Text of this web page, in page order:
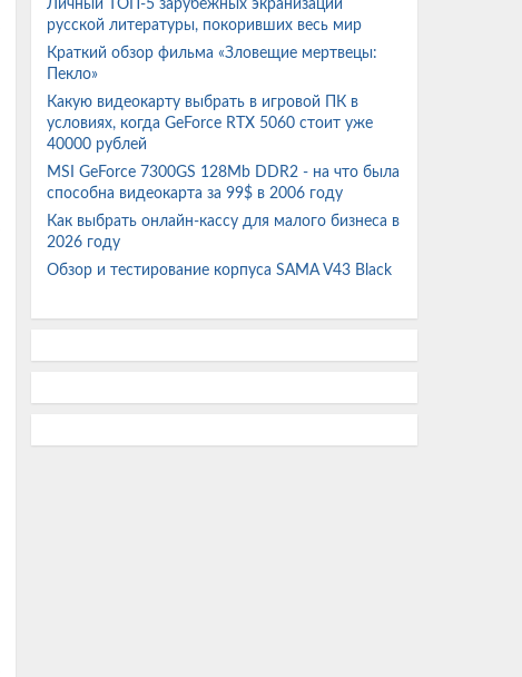
2000 титановых болтов в суперкаре Pagani
Lava выпустила TWS-наушники Probuds Xplore
У Сахалина впервые выловили 500 кг
тропической рыбы-собаки
Энтузиаст собрал ПК на Core i7-3770 с RX 580
2048SP за $100 и протестировал его в ряде игр
Три модели Casio Master of G получили золотое
перехода под контроль Саудовской Аравии
Личный ТОП-5 зарубежных экранизаций
русской литературы, покоривших весь мир
Краткий обзор фильма «Зловещие мертвецы:
Пекло»
Какую видеокарту выбрать в игровой ПК в
условиях, когда GeForce RTX 5060 стоит уже
40000 рублей
MSI GeForce 7300GS 128Mb DDR2 - на что была
способна видеокарта за 99$ в 2006 году
Как выбрать онлайн-кассу для малого бизнеса в
2026 году
Обзор и тестирование корпуса SAMA V43 Black